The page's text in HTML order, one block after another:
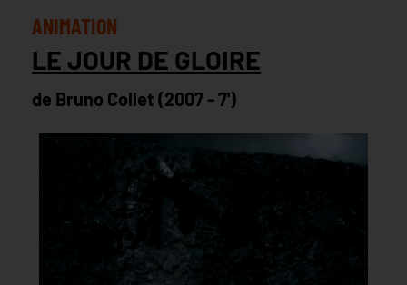
ANIMATION
LE JOUR DE GLOIRE
de Bruno Collet (2007 - 7')